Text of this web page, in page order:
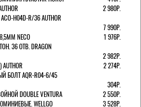
2 980Р.
H04D-R/36 AUTHOR
7 990Р.
NECO
1 976Р.
36 ОТВ. DRAGON
2 982Р.
2 274Р.
БОЛТ AQR-R04-6/45
304Р.
DOUBLE VENTURA
2 550Р.
WELLGO
3 528Р.